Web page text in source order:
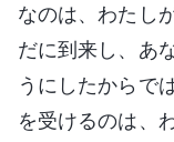
なのは、わたし
だに到来し、あ
うにしたからで
を受けるのは、